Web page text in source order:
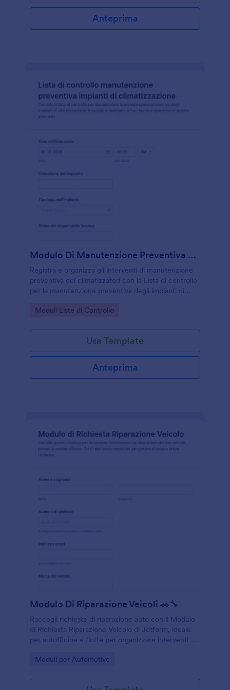
Anteprima
Modulo Di Manutenzione Preventiva HVAC
Registra e organizza gli interventi di manutenzione
preventiva dei climatizzatori con la Lista di controllo
per la manutenzione preventiva degli impianti di
che gestiscono più sedi e impianti.
Go to Category:
Moduli Liste di Controllo
Usa Template
Anteprima
Modulo Di Riparazione Veicoli 🚗🔧
Raccogli richieste di riparazione auto con il Modulo
di Richiesta Riparazione Veicolo di Jotform, ideale
per autofficine e flotte per organizzare interventi e
ordinata.
Go to Category:
Moduli per Automotive